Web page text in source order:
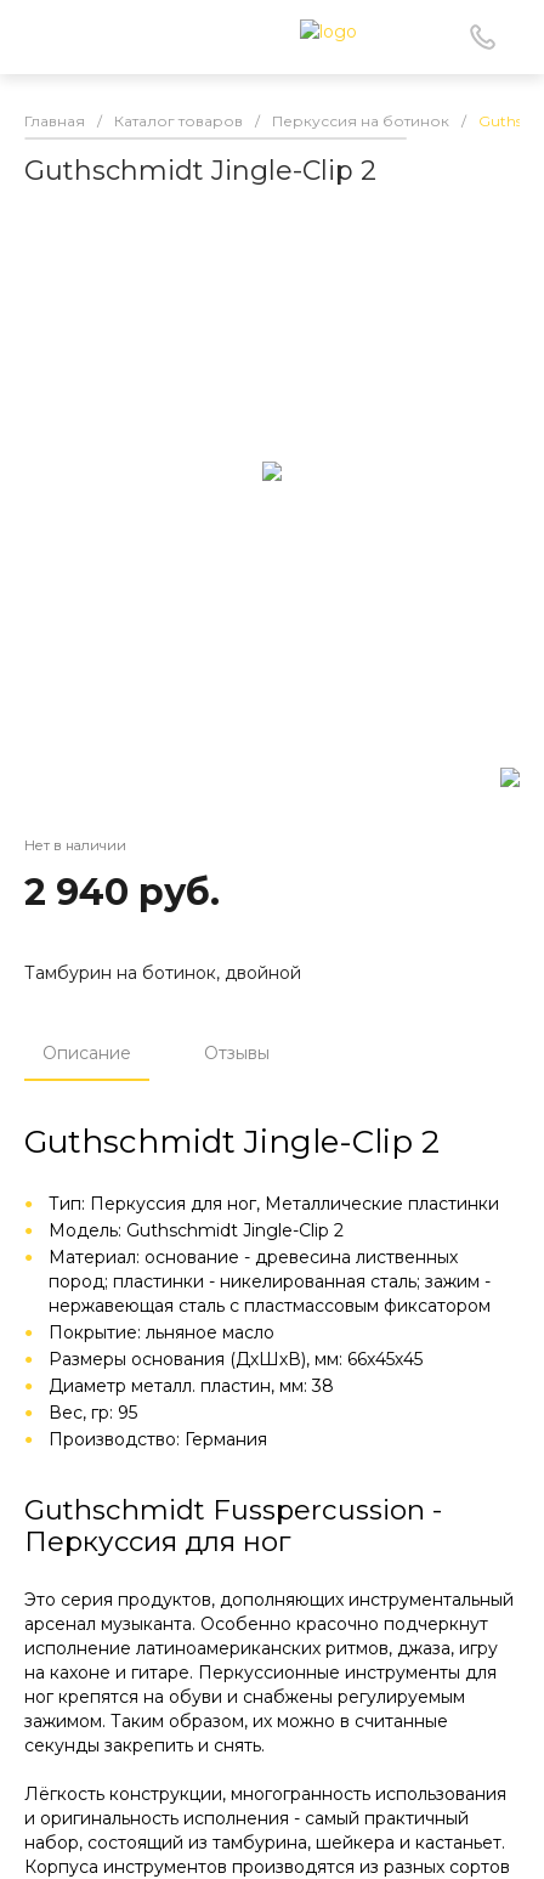
Главная / Каталог товаров / Перкуссия на ботинок /
Guthschmidt Jingle-Clip 2
Нет в наличии
2 940 руб.
Тамбурин на ботинок, двойной
Описание Отзывы
Guthschmidt Jingle-Clip 2
Тип: Перкуссия для ног, Металлические пластинки
Модель: Guthschmidt Jingle-Clip 2
Материал: основание - древесина лиственных
пород; пластинки - никелированная сталь; зажим -
нержавеющая сталь с пластмассовым фиксатором
Покрытие: льняное масло
Размеры основания (ДхШхВ), мм: 66х45х45
Диаметр металл. пластин, мм: 38
Вес, гр: 95
Производство: Германия
Guthschmidt Fusspercussion -
Перкуссия для ног
Это серия продуктов, дополняющих инструментальный
арсенал музыканта. Особенно красочно подчеркнут
исполнение латиноамериканских ритмов, джаза, игру
на кахоне и гитаре. Перкуссионные инструменты для
ног крепятся на обуви и снабжены регулируемым
зажимом. Таким образом, их можно в считанные
секунды закрепить и снять.
Лёгкость конструкции, многогранность использования
и оригинальность исполнения - самый практичный
набор, состоящий из тамбурина, шейкера и кастаньет.
Корпуса инструментов производятся из разных сортов